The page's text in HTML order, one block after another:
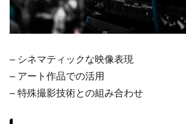
– シネマティックな映像表現
– アート作品での活用
– 特殊撮影技術との組み合わせ